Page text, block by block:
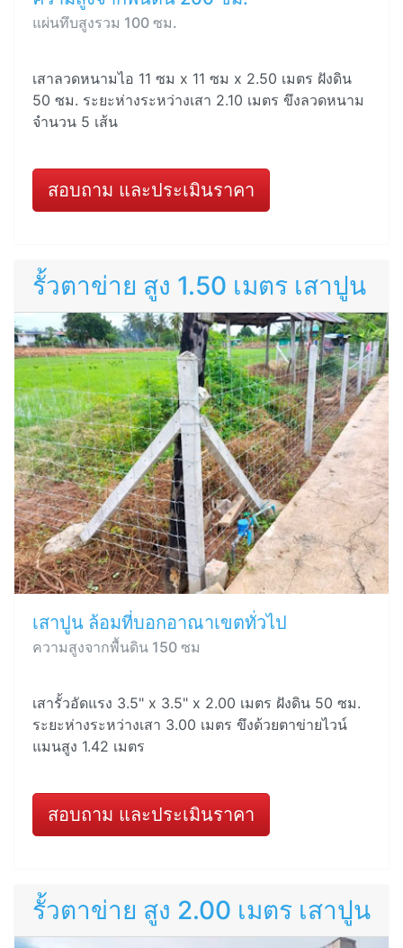
แผ่นทึบสูงรวม 100 ซม.
เสาลวดหนามไอ 11 ซม x 11 ซม x 2.50 เมตร ฝังดิน
50 ซม. ระยะห่างระหว่างเสา 2.10 เมตร ขึงลวดหนาม
จำนวน 5 เส้น
สอบถาม และประเมินราคา
รั้วตาข่าย สูง 1.50 เมตร เสาปูน
เสาปูน ล้อมที่บอกอาณาเขตทั่วไป
ความสูงจากพื้นดิน 150 ซม
เสารั้วอัดแรง 3.5" x 3.5" x 2.00 เมตร ฝังดิน 50 ซม.
ระยะห่างระหว่างเสา 3.00 เมตร ขึงด้วยตาข่ายไวน์
แมนสูง 1.42 เมตร
สอบถาม และประเมินราคา
รั้วตาข่าย สูง 2.00 เมตร เสาปูน